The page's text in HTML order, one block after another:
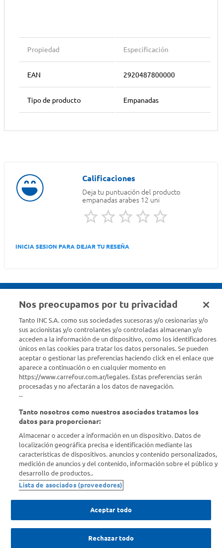
Propiedad Especificación
EAN 2920487800000
Tipo de producto Empanadas
Deja tu puntuación del producto
empanadas arabes 12 uni
INICIA SESION PARA DEJAR TU RESEÑA
Estamos para ayudarte
¿Tenés una consulta? Comunicate con nosotros acá
Descubrí Carrefour
Conocenos
Info útil
Comprá Online
Nos preocupamos por tu privacidad
Tanto INC S.A. como sus sociedades sucesoras y/o cesionarias y/o
sus accionistas y/o controlantes y/o controladas almacenan y/o
acceden a la información de un dispositivo, como los identificadores
únicos en las cookies para tratar los datos personales. Se pueden
aceptar o gestionar las preferencias haciendo click en el enlace que
aparece a continuación o en cualquier momento en
https://www.carrefour.com.ar/legales. Estas preferencias serán
procesadas y no afectarán a los datos de navegación.
--
Tanto nosotros como nuestros asociados tratamos los
datos para proporcionar:
Almacenar o acceder a información en un dispositivo. Datos de
localización geográfica precisa e identificación mediante las
características de dispositivos. anuncios y contenido personalizados,
medición de anuncios y del contenido, información sobre el público y
desarrollo de productos..
Lista de asociados (proveedores)
Aceptar todo
Rechazar todo